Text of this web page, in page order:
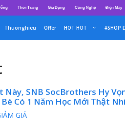
Thời Trang Gia Dụng Công Nghệ Điện Máy
Thuonghieu Offer HOT HOT #SHOP
SNB SocBrothers Hy
Có 1 Năm Học Mới Thật
GIÁ